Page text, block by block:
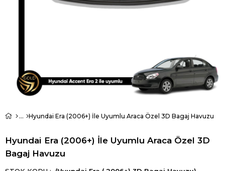
Hyundai Era (2006+) İle Uyumlu Araca Özel 3D Bagaj Havuzu
Hyundai Era (2006+) İle Uyumlu Araca Özel 3D
Bagaj Havuzu